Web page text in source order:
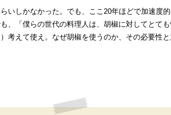
いしかなかった。でも、ここ20年ほどで加速度
、「僕らの世代の料理人は、胡椒に対してとて
考えて使え。なぜ胡椒を使うのか、その必要性